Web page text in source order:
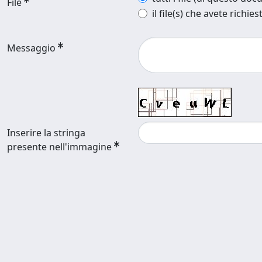
il file(s) che avete
Messaggio
Inserire la stringa
presente nell'immagine